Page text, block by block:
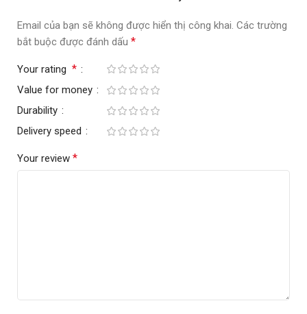
Email của bạn sẽ không được hiển thị công khai. Các trường
bắt buộc được đánh dấu *
Your rating *
Value for money
Durability
Delivery speed
Your review *